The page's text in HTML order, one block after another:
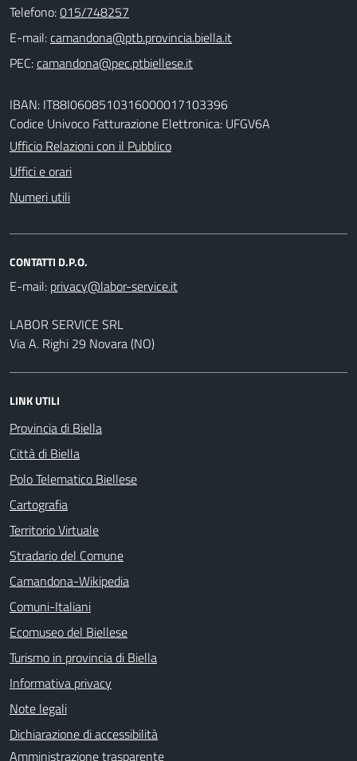
Telefono:015/748257
E-mail:
PEC:
IBAN: IT88I0608510316000017103396
Codice Univoco Fatturazione Elettronica: UFGV6A
Ufficio Relazioni con il Pubblico
Uffici e orari
Numeri utili
CONTATTI D.P.O.
E-mail:
LABOR SERVICE SRL
Via A. Righi 29 Novara (NO)
LINK UTILI
Provincia di Biella
Città di Biella
Polo Telematico Biellese
Cartografia
Territorio Virtuale
Stradario del Comune
Camandona-Wikipedia
Comuni-Italiani
Ecomuseo del Biellese
Turismo in provincia di Biella
Informativa privacy
Note legali
Dichiarazione di accessibilità
Amministrazione trasparente